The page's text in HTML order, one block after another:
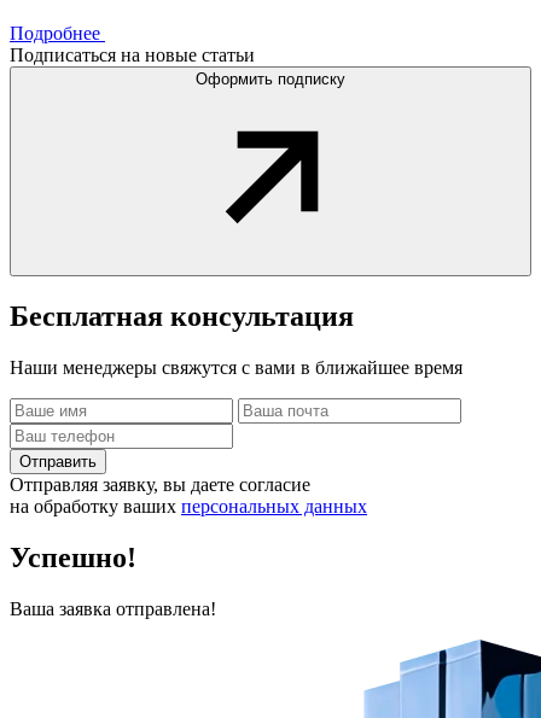
Подробнее
Подписаться на новые статьи
Оформить подписку
Бесплатная консультация
Наши менеджеры свяжутся с вами в ближайшее время
Отправить
Отправляя заявку, вы даете согласие
на обработку ваших персональных данных
Успешно!
Ваша заявка отправлена!